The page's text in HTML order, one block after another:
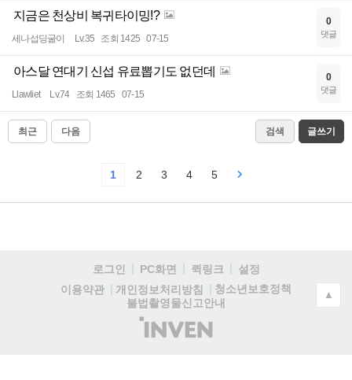
지금은 천상비 복귀타이밍!?
세나섭딩굴이 Lv.35 조회 1425 07-15
0
댓글
아스달 연대기 신섭 유료뽑기도 없던데
Llawliet Lv.74 조회 1465 07-15
0
댓글
최근 다음 검색 글쓰기
1 2 3 4 5
로그인 PC화면 퀵링크
설정
이용약관
개인정보처리방침
청소년보호정책
불법촬영물신고안내
(주)
인
▲